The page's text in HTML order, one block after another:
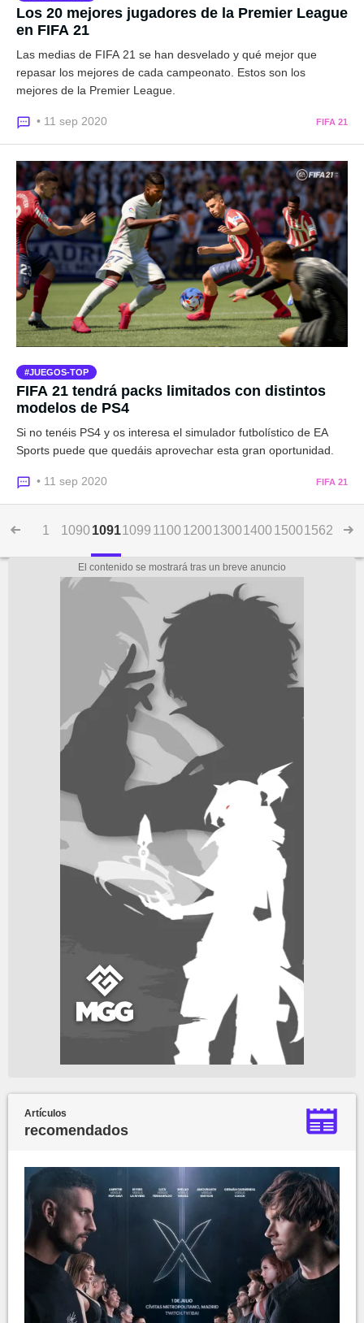
Los 20 mejores jugadores de la Premier League
en FIFA 21
Las medias de FIFA 21 se han desvelado y qué mejor que
repasar los mejores de cada campeonato. Estos son los
mejores de la Premier League.
• 11 sep 2020 FIFA 21
JUEGOS-TOP
FIFA 21 tendrá packs limitados con distintos
modelos de PS4
Si no tenéis PS4 y os interesa el simulador futbolístico de EA
Sports puede que quedáis aprovechar esta gran oportunidad.
• 11 sep 2020 FIFA 21
1 109010911099 110012001300140015001562
Artículos
recomendados